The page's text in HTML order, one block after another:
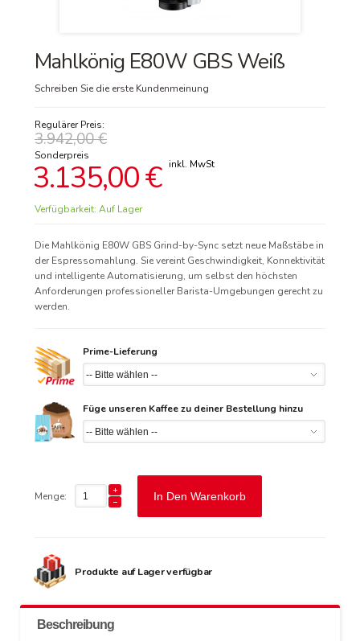
Mahlkönig E80W GBS Weiß
Schreiben Sie die erste Kundenmeinung
Regulärer Preis:
3.942,00 €
Sonderpreis
3.135,00 €
Verfügbarkeit: Auf Lager
Die Mahlkönig E80W GBS Grind-by-Sync setzt neue Maßstäbe in
der Espressomahlung. Sie vereint Geschwindigkeit, Konnektivität
und intelligente Automatisierung, um selbst den höchsten
Anforderungen professioneller Barista-Umgebungen gerecht zu
werden.
Prime-Lieferung
Füge unseren Kaffee zu deiner Bestellung hinzu
Menge: In Den Warenkorb
Produkte auf Lager verfügbar
Beschreibung